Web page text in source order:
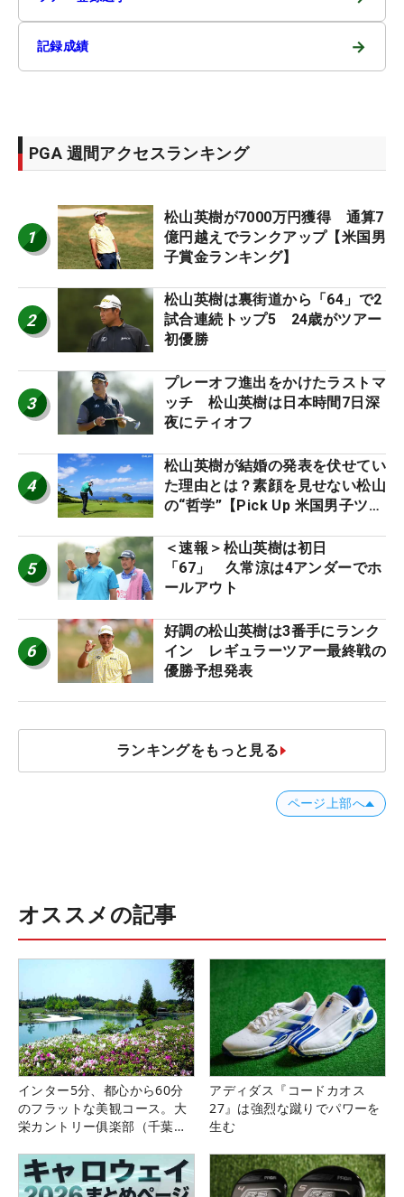
記録成績 →
PGA 週間アクセスランキング
1
松山英樹が7000万円獲得 通算7
億円越えでランクアップ【米国男
子賞金ランキング】
2
松山英樹は裏街道から「64」で2
試合連続トップ5 24歳がツアー
初優勝
3
プレーオフ進出をかけたラストマ
ッチ 松山英樹は日本時間7日深
夜にティオフ
4
松山英樹が結婚の発表を伏せてい
た理由とは？素顔を見せない松山
の“哲学”【Pick Up 米国男子ツア
5
＜速報＞松山英樹は初日
「67」 久常涼は4アンダーでホ
ールアウト
6
好調の松山英樹は3番手にランク
イン レギュラーツアー最終戦の
優勝予想発表
ランキングをもっと見る
ページ上部へ
オススメの記事
インター5分、都心から60分
のフラットな美観コース。大
栄カントリー俱楽部（千葉
アディダス『コードカオス
27』は強烈な蹴りでパワーを
生む